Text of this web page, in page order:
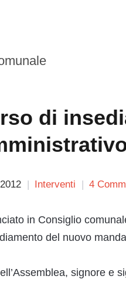
di
Interventi 4
in Consiglio
del nuovo
signore e